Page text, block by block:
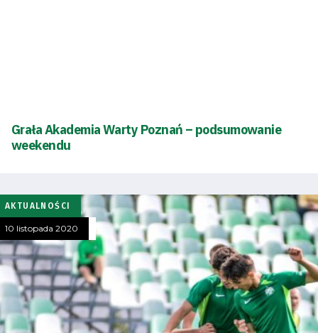
Grała Akademia Warty Poznań – podsumowanie
weekendu
AKTUALNOŚCI
10 listopada 2020